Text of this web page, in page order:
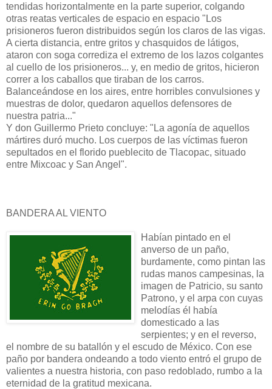
tendidas horizontalmente en la parte superior, colgando
otras reatas verticales de espacio en espacio "Los
prisioneros fueron distribuidos según los claros de las vigas.
A cierta distancia, entre gritos y chasquidos de látigos,
ataron con soga corrediza el extremo de los lazos colgantes
al cuello de los prisioneros... y, en medio de gritos, hicieron
correr a los caballos que tiraban de los carros.
Balanceándose en los aires, entre horribles convulsiones y
muestras de dolor, quedaron aquellos defensores de
nuestra patria..."
Y don Guillermo Prieto concluye: "La agonía de aquellos
mártires duró mucho. Los cuerpos de las víctimas fueron
sepultados en el florido pueblecito de Tlacopac, situado
entre Mixcoac y San Angel".
BANDERA AL VIENTO
Habían pintado en el
anverso de un paño,
burdamente, como pintan las
rudas manos campesinas, la
imagen de Patricio, su santo
Patrono, y el arpa con cuyas
melodías él había
domesticado a las
serpientes; y en el reverso,
el nombre de su batallón y el escudo de México. Con ese
paño por bandera ondeando a todo viento entró el grupo de
valientes a nuestra historia, con paso redoblado, rumbo a la
eternidad de la gratitud mexicana.